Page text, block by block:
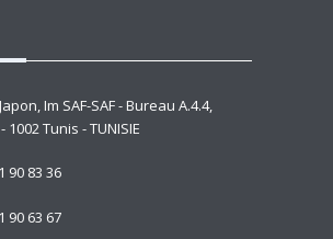
Im SAF-SAF - Bureau A.4.4,
Tunis - TUNISIE
90 83 36
90 63 67